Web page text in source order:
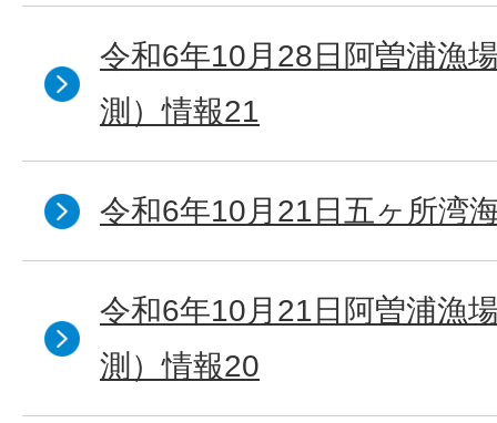
令和6年10月28日阿曽浦漁
測）情報21
令和6年10月21日五ヶ所湾
令和6年10月21日阿曽浦漁
測）情報20